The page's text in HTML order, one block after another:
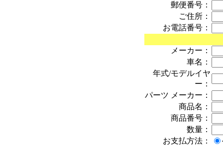
郵便番号：
ご住所：
お電話番号：
メーカー：
車名：
年式/モデルイヤ
ー：
パーツ メーカー：
商品名：
商品番号：
数量：
お支払方法：